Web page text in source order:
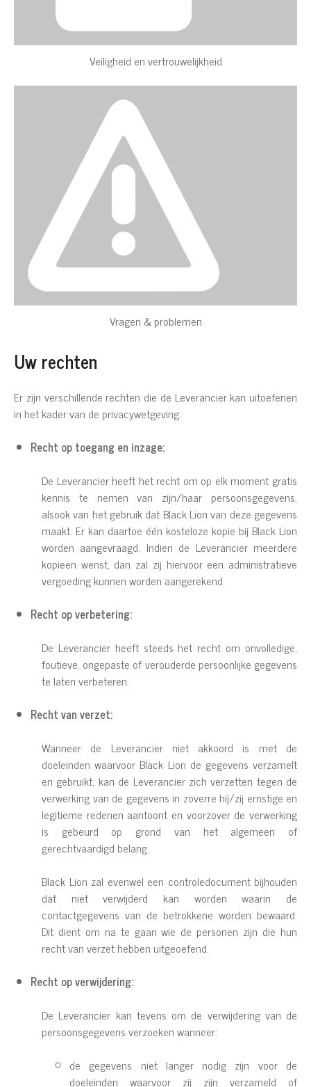
Veiligheid en vertrouwelijkheid
Vragen & problemen
Uw rechten
Er zijn verschillende rechten die de Leverancier kan uitoefenen
in het kader van de privacywetgeving:
Recht op toegang en inzage:
De Leverancier heeft het recht om op elk moment gratis
kennis te nemen van zijn/haar persoonsgegevens,
alsook van het gebruik dat Black Lion van deze gegevens
maakt. Er kan daartoe één kosteloze kopie bij Black Lion
worden aangevraagd. Indien de Leverancier meerdere
kopieën wenst, dan zal zij hiervoor een administratieve
vergoeding kunnen worden aangerekend.
Recht op verbetering:
De Leverancier heeft steeds het recht om onvolledige,
foutieve, ongepaste of verouderde persoonlijke gegevens
te laten verbeteren.
Recht van verzet:
Wanneer de Leverancier niet akkoord is met de
doeleinden waarvoor Black Lion de gegevens verzamelt
en gebruikt, kan de Leverancier zich verzetten tegen de
verwerking van de gegevens in zoverre hij/zij ernstige en
legitieme redenen aantoont en voorzover de verwerking
is gebeurd op grond van het algemeen of
gerechtvaardigd belang.
Black Lion zal evenwel een controledocument bijhouden
dat niet verwijderd kan worden waarin de
contactgegevens van de betrokkene worden bewaard.
Dit dient om na te gaan wie de personen zijn die hun
recht van verzet hebben uitgeoefend.
Recht op verwijdering:
De Leverancier kan tevens om de verwijdering van de
persoonsgegevens verzoeken wanneer:
de gegevens niet langer nodig zijn voor de
doeleinden waarvoor zij zijn verzameld of